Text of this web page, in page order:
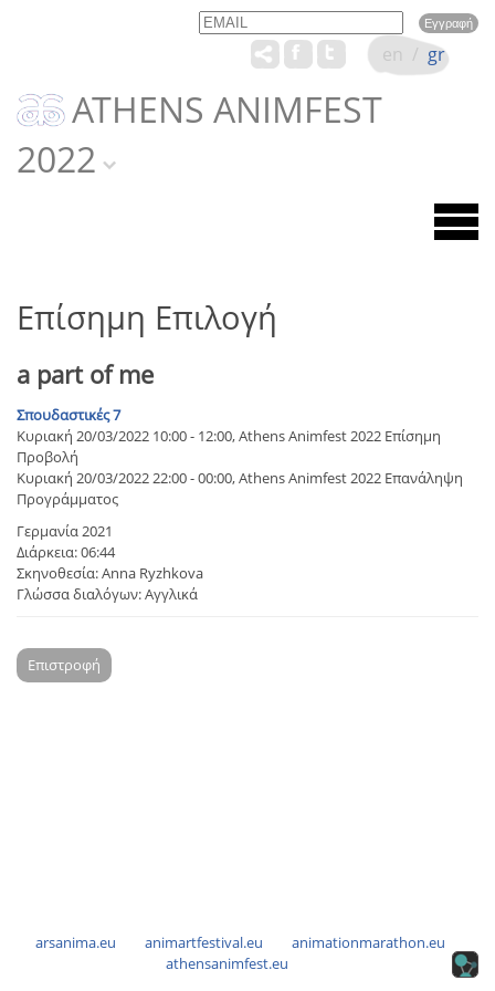
Email Name
ATHENS ANIMFEST
2022
en / gr
Επίσημη Επιλογή
a part of me
Σπουδαστικές 7
Κυριακή 20/03/2022 10:00 - 12:00, Athens Animfest 2022 Επίσημη
Προβολή
Κυριακή 20/03/2022 22:00 - 00:00, Athens Animfest 2022 Επανάληψη
Προγράμματος
Γερμανία 2021
Διάρκεια: 06:44
Σκηνοθεσία: Anna Ryzhkova
Γλώσσα διαλόγων: Αγγλικά
Επιστροφή
arsanima.eu animartfestival.eu
animationmarathon.eu
athensanimfest.eu